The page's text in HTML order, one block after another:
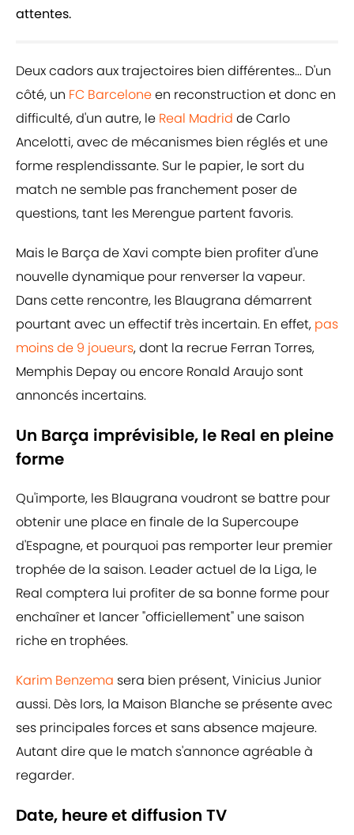
attentes.
Deux cadors aux trajectoires bien différentes... D'un
côté, un FC Barceloneen reconstruction et donc en
difficulté, d'un autre, le Real Madrid de Carlo
Ancelotti, avec de mécanismes bien réglés et une
forme resplendissante. Sur le papier, le sort du
match ne semble pas franchement poser de
questions, tant les Merengue partent favoris.
Mais le Barça de Xavi compte bien profiter d'une
nouvelle dynamique pour renverser la vapeur.
Dans cette rencontre, les Blaugrana démarrent
pourtant avec un effectif très incertain. En effet, pas
moins de 9 joueurs, dont la recrue Ferran Torres,
Memphis Depay ou encore Ronald Araujo sont
annoncés incertains.
Un Barça imprévisible, le Real en pleine
forme
Qu'importe, les Blaugrana voudront se battre pour
obtenir une place en finale de la Supercoupe
d'Espagne, et pourquoi pas remporter leur premier
trophée de la saison. Leader actuel de la Liga, le
Real comptera lui profiter de sa bonne forme pour
enchaîner et lancer "officiellement" une saison
riche en trophées.
Karim Benzema sera bien présent, Vinicius Junior
aussi. Dès lors, la Maison Blanche se présente avec
ses principales forces et sans absence majeure.
Autant dire que le match s'annonce agréable à
regarder.
Date, heure et diffusion TV